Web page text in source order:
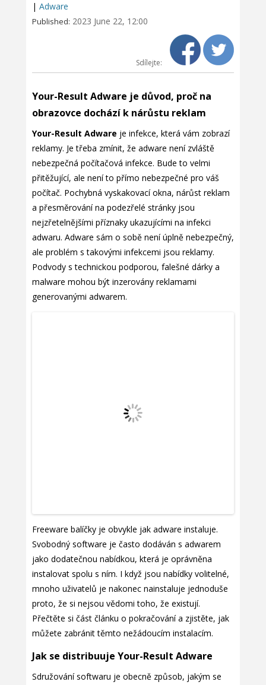
| Adware
Published: 2023 June 22, 12:00
Sdílejte:
Your-Result Adware je důvod, proč na
obrazovce dochází k nárůstu reklam
Your-Result Adware je infekce, která vám zobrazí
reklamy. Je třeba zmínit, že adware není zvláště
nebezpečná počítačová infekce. Bude to velmi
přitěžující, ale není to přímo nebezpečné pro váš
počítač. Pochybná vyskakovací okna, nárůst reklam
a přesměrování na podezřelé stránky jsou
nejzřetelnějšími příznaky ukazujícími na infekci
adwaru. Adware sám o sobě není úplně nebezpečný,
ale problém s takovými infekcemi jsou reklamy.
Podvody s technickou podporou, falešné dárky a
malware mohou být inzerovány reklamami
generovanými adwarem.
Freeware balíčky je obvykle jak adware instaluje.
Svobodný software je často dodáván s adwarem
jako dodatečnou nabídkou, která je oprávněna
instalovat spolu s ním. I když jsou nabídky volitelné,
mnoho uživatelů je nakonec nainstaluje jednoduše
proto, že si nejsou vědomi toho, že existují.
Přečtěte si část článku o pokračování a zjistěte, jak
můžete zabránit těmto nežádoucím instalacím.
Jak se distribuuje Your-Result Adware
Sdružování softwaru je obecně způsob, jakým se